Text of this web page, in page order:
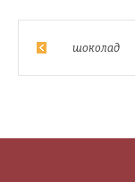
шоколад